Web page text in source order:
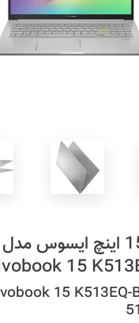
لپ تاپ 15.6 اینچ ایسوس مدل
15
15